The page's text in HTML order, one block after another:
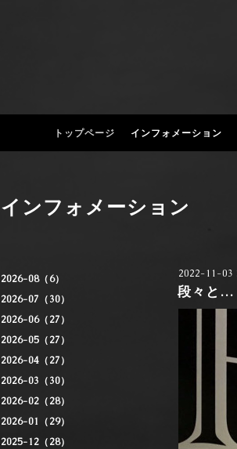
トップページ インフォメーション
2026-08（6）
2026-07（30）
2026-06（27）
2026-05（27）
2026-04（27）
2026-03（30）
2026-02（28）
2026-01（29）
2025-12（28）
インフォメーション
2022-11-03
段々と…